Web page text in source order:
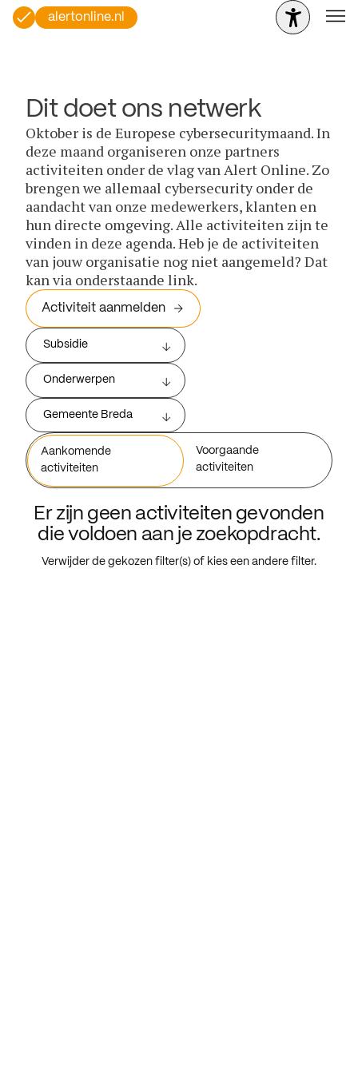
alertonline.nl
Dit doet ons netwerk
Oktober is de Europese cybersecuritymaand. In
deze maand organiseren onze partners
activiteiten onder de vlag van Alert Online. Zo
brengen we allemaal cybersecurity onder de
aandacht van onze medewerkers, klanten en
hun directe omgeving. Alle activiteiten zijn te
vinden in deze agenda. Heb je de activiteiten
van jouw organisatie nog niet aangemeld? Dat
kan via onderstaande link.
Activiteit aanmelden
Subsidie
Onderwerpen
Gemeente Breda
Aankomende
activiteiten
Voorgaande
activiteiten
Er zijn geen activiteiten gevonden
die voldoen aan je zoekopdracht.
Verwijder de gekozen filter(s) of kies een andere filter.